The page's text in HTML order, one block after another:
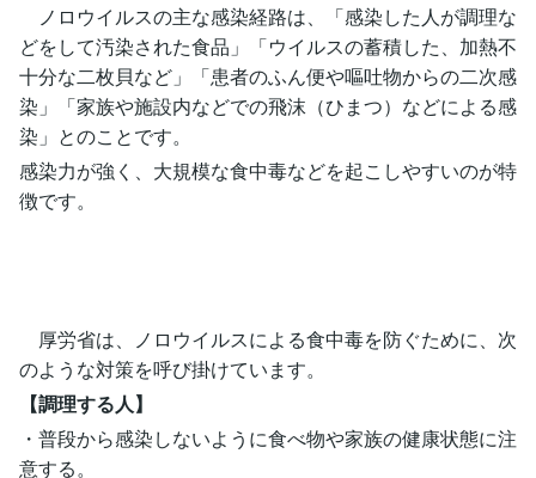
ノロウイルスの主な感染経路は、「感染した人が調理な
どをして汚染された食品」「ウイルスの蓄積した、加熱不
十分な二枚貝など」「患者のふん便や嘔吐物からの二次感
染」「家族や施設内などでの飛沫（ひまつ）などによる感
染」とのことです。
感染力が強く、大規模な食中毒などを起こしやすいのが特
徴です。
厚労省は、ノロウイルスによる食中毒を防ぐために、次
のような対策を呼び掛けています。
【調理する人】
・普段から感染しないように食べ物や家族の健康状態に注
意する。